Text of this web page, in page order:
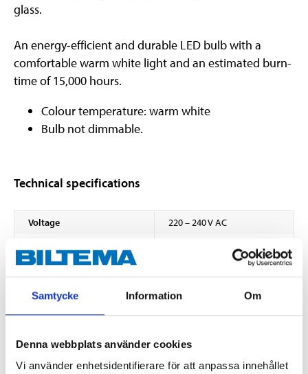
Samtycke Information Om
Denna webbplats använder cookies
Vi använder enhetsidentifierare för att anpassa innehållet
glass.
An energy-efficient and durable LED bulb with a
comfortable warm white light and an estimated burn-
time of 15,000 hours.
Colour temperature: warm white
Bulb not dimmable.
Technical specifications
Voltage
220 – 240 V AC
Luminosity
Colour temperature
2700 K
Beam angle
320 grader
E27
Lifespan
15000 hours